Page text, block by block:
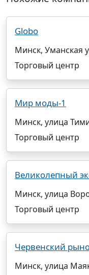
Globo
Минск, Уманская
Торговый центр
Мир моды-1
Минск, улица
Торговый центр
Великолепный
Минск, улица
Торговый центр
Червенский
Минск, улица